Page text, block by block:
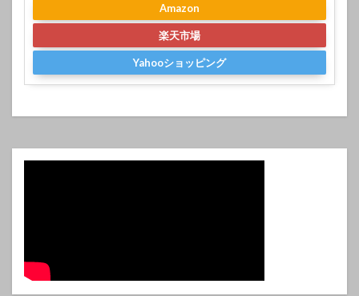
Amazon
楽天市場
Yahooショッピング